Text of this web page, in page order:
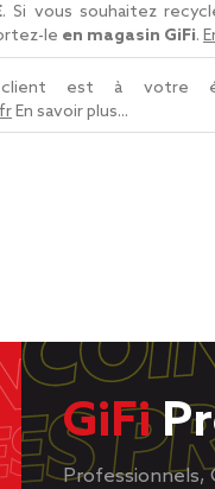
. Si vous souhaitez
le en magasin GiFi.
client est à votre
En savoir plus...
GiFi
Professionnels,